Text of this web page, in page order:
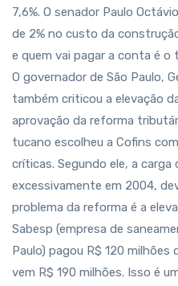
7,6%. O senador Paulo
de 2% no custo da
e quem vai pagar a conta é o
O governador de São Paulo,
também criticou a elevação
aprovação da reforma
tucano escolheu a Cofins
críticas. Segundo ele, a
excessivamente em 2004,
problema da reforma é a
Sabesp (empresa de
Paulo) pagou R$ 120 milhões
vem R$ 190 milhões. Isso é